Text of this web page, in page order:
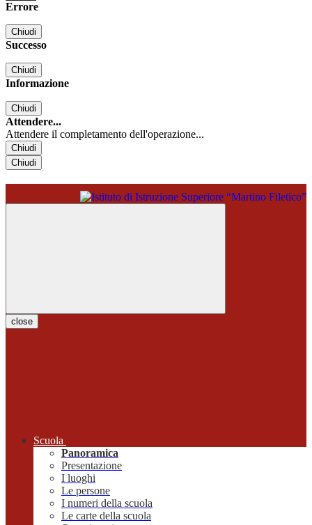
Errore
Chiudi
Successo
Chiudi
Informazione
Chiudi
Attendere...
Attendere il completamento dell'operazione...
Chiudi
Chiudi
close
Scuola
Panoramica
Presentazione
I luoghi
Le persone
I numeri della scuola
Le carte della scuola